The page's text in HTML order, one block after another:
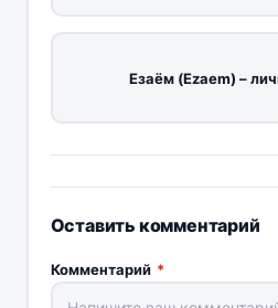
Езаём (Ezaem) –
Оставить комментарий
Комментарий *